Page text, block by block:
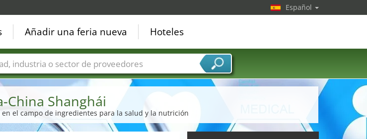
China Shanghái
el campo de ingredientes para la salud y la nutrición
Español
Añadir una feria nueva Hoteles
Sectores de ferias Sectores de proveedor de servicios